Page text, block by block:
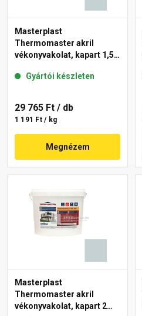
Masterplast
Thermomaster akril
vékonyvakolat, kapart 1,5
Gyártói készleten
29 765 Ft / db
1 191 Ft / kg
Megnézem
Masterplast
Thermomaster akril
vékonyvakolat, kapart 2